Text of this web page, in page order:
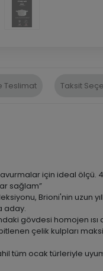
Teslimat Taksit
için ideal ölçü.
sağlam”
Brioni'nin uzun
aday.
gövdesi homojen
çelik kulpları
tüm ocak türleriyle